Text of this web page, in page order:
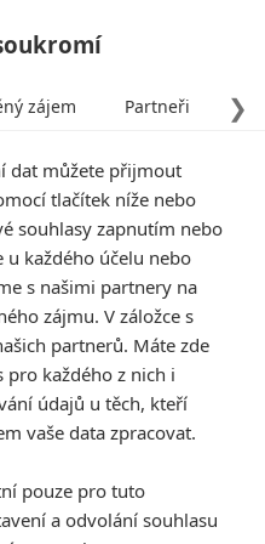
se stará
světě?
15:06
0
❯
zájem Partneři
dat můžete přijmout
tlačítek níže nebo
souhlasy zapnutím nebo
každého účelu nebo
s našimi partnery na
zájmu. V záložce s
partnerů. Máte zde
pro každého z nich i
údajů u těch, kteří
vaše data zpracovat.
pouze pro tuto
a odvolání souhlasu